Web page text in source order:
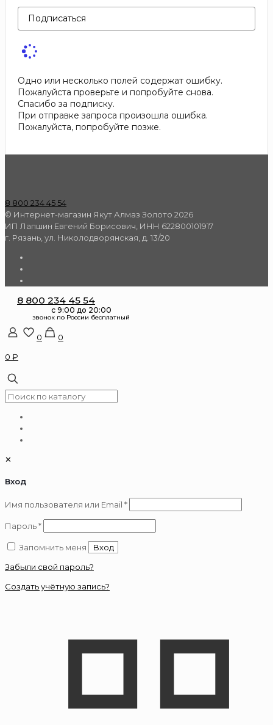
Подписаться
Одно или несколько полей содержат ошибку.
Пожалуйста проверьте и попробуйте снова.
Спасибо за подписку.
При отправке запроса произошла ошибка.
Пожалуйста, попробуйте позже.
8 800 234 45 54
© Интернет-магазин Якут Алмаз Золото 2026
ИП Лапшин Евгений Борисович, ИНН 622800101917
г. Рязань, ул. Николодворянская, д. 13/20
8 800 234 45 54
0
0
0 ₽
✕
Вход
Имя пользователя или Email *Обязательно
Пароль*Обязательно
Запомнить меня
Вход
Забыли свой пароль?
Создать учётную запись?